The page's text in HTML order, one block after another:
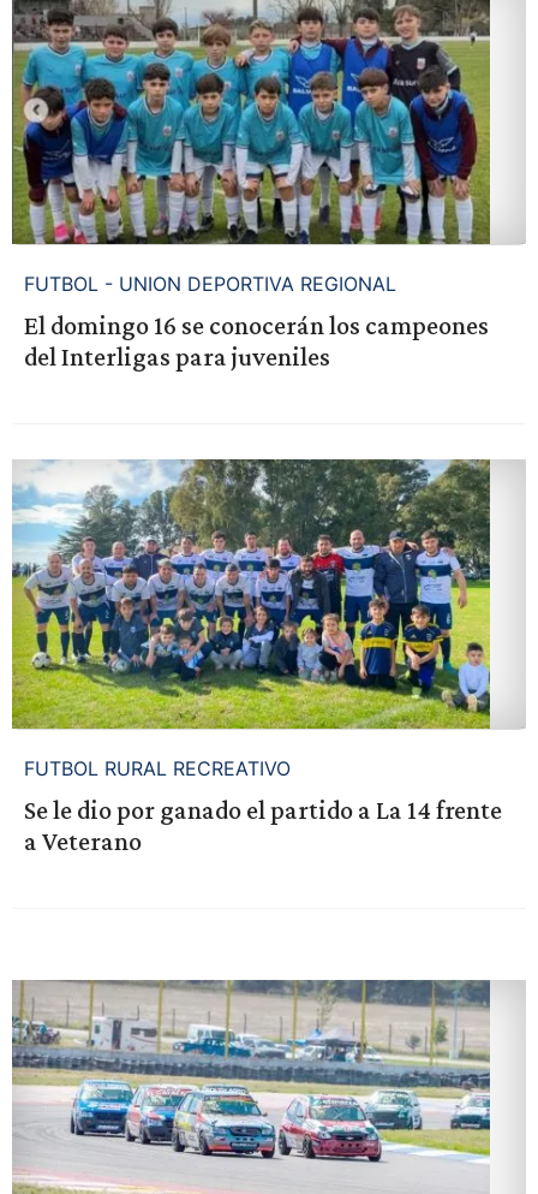
FUTBOL - UNION DEPORTIVA REGIONAL
El domingo 16 se conocerán los campeones
del Interligas para juveniles
FUTBOL RURAL RECREATIVO
Se le dio por ganado el partido a La 14 frente
a Veterano